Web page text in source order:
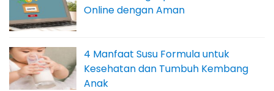
Online dengan Aman
4 Manfaat Susu Formula untuk
Kesehatan dan Tumbuh Kembang
Anak